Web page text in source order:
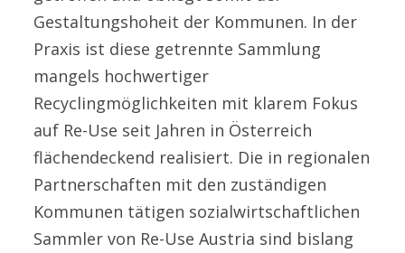
Gestaltungshoheit der Kommunen. In der
Praxis ist diese getrennte Sammlung
mangels hochwertiger
Recyclingmöglichkeiten mit klarem Fokus
auf Re-Use seit Jahren in Österreich
flächendeckend realisiert. Die in regionalen
Partnerschaften mit den zuständigen
Kommunen tätigen sozialwirtschaftlichen
Sammler von Re-Use Austria sind bislang